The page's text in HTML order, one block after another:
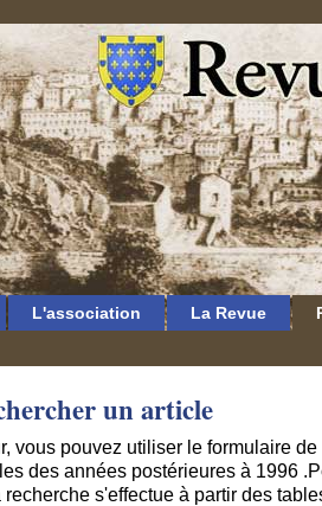
L'association La Revue
un article
vous pouvez utiliser le formulaire
des années postérieures à 1996
recherche s'effectue à partir des